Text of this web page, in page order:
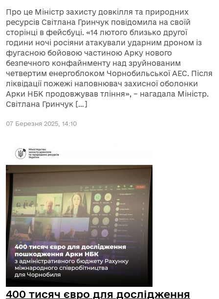
Про це Міністр захисту довкілля та природних
ресурсів Світлана Гринчук повідомила на своїй
сторінці в фейсбуці. «14 лютого близько другої
години ночі росіяни атакували ударним дроном із
фугасною бойовою частиною Арку нового
безпечного конфайнменту над зруйнованим
четвертим енергоблоком Чорнобильської АЕС. Після
ліквідації пожежі наповнювач захисної оболонки
Арки НБК продовжував тління», – нагадала Міністр.
Світлана Гринчук […]
07 Березня 2025, 14:10
400 тисяч євро для дослідження